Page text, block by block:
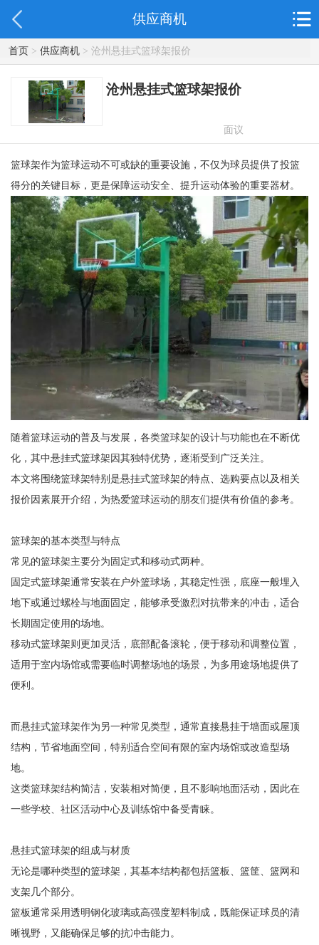
供应商机
首页> 供应商机> 沧州悬挂式篮球架报价
沧州悬挂式篮球架报价
面议
篮球架作为篮球运动不可或缺的重要设施，不仅为球员提供了投篮
得分的关键目标，更是保障运动安全、提升运动体验的重要器材。
随着篮球运动的普及与发展，各类篮球架的设计与功能也在不断优
化，其中悬挂式篮球架因其独特优势，逐渐受到广泛关注。
本文将围绕篮球架特别是悬挂式篮球架的特点、选购要点以及相关
报价因素展开介绍，为热爱篮球运动的朋友们提供有价值的参考。
篮球架的基本类型与特点
常见的篮球架主要分为固定式和移动式两种。
固定式篮球架通常安装在户外篮球场，其稳定性强，底座一般埋入
地下或通过螺栓与地面固定，能够承受激烈对抗带来的冲击，适合
长期固定使用的场地。
移动式篮球架则更加灵活，底部配备滚轮，便于移动和调整位置，
适用于室内场馆或需要临时调整场地的场景，为多用途场地提供了
便利。
而悬挂式篮球架作为另一种常见类型，通常直接悬挂于墙面或屋顶
结构，节省地面空间，特别适合空间有限的室内场馆或改造型场
地。
这类篮球架结构简洁，安装相对简便，且不影响地面活动，因此在
一些学校、社区活动中心及训练馆中备受青睐。
悬挂式篮球架的组成与材质
无论是哪种类型的篮球架，其基本结构都包括篮板、篮筐、篮网和
支架几个部分。
篮板通常采用透明钢化玻璃或高强度塑料制成，既能保证球员的清
晰视野，又能确保足够的抗冲击能力。